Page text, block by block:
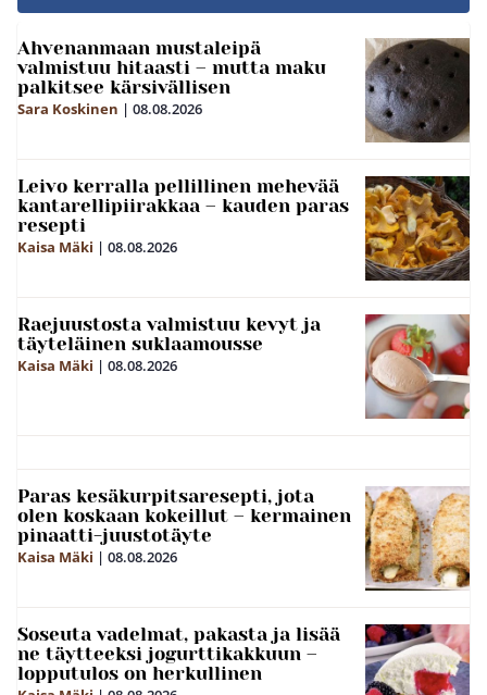
Ahvenanmaan mustaleipä
valmistuu hitaasti – mutta maku
palkitsee kärsivällisen
Sara Koskinen | 08.08.2026
Leivo kerralla pellillinen mehevää
kantarellipiirakkaa – kauden paras
resepti
Kaisa Mäki | 08.08.2026
Raejuustosta valmistuu kevyt ja
täyteläinen suklaamousse
Kaisa Mäki | 08.08.2026
Paras kesäkurpitsaresepti, jota
olen koskaan kokeillut – kermainen
pinaatti-juustotäyte
Kaisa Mäki | 08.08.2026
Soseuta vadelmat, pakasta ja lisää
ne täytteeksi jogurttikakkuun –
lopputulos on herkullinen